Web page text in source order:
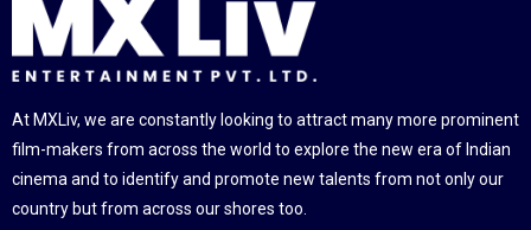
At MXLiv, we are constantly looking to attract many more prominent
film-makers from across the world to explore the new era of Indian
cinema and to identify and promote new talents from not only our
country but from across our shores too.